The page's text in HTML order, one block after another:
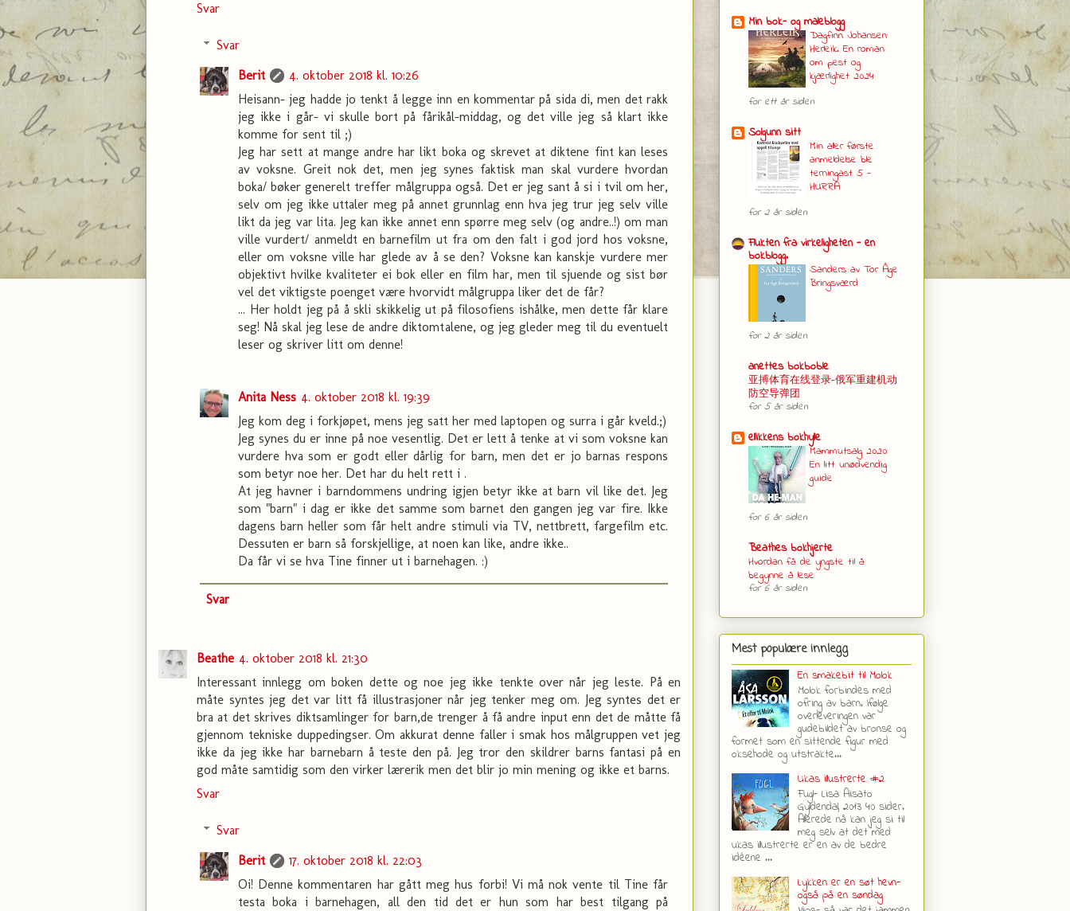
Svar
Svar
Berit
4. oktober 2018 kl. 10:26
Heisann- jeg hadde jo tenkt å legge inn en kommentar på sida di, men det rakk
jeg ikke i går- vi skulle bort på fårikål-middag, og det ville jeg så klart ikke
komme for sent til ;)
Jeg har sett at mange andre har likt boka og skrevet at diktene fint kan leses
av voksne. Greit nok det, men jeg synes faktisk man skal vurdere hvordan
boka/ bøker generelt treffer målgruppa også. Det er jeg sant å si i tvil om her,
selv om jeg ikke uttaler meg på annet grunnlag enn hva jeg trur jeg selv ville
likt da jeg var lita. Jeg kan ikke annet enn spørre meg selv (og andre..!) om man
ville vurdert/ anmeldt en barnefilm ut fra om den falt i god jord hos voksne,
eller om voksne ville har glede av å se den? Voksne kan kanskje vurdere mer
objektivt hvilke kvaliteter ei bok eller en film har, men til sjuende og sist bør
vel det viktigste poenget være hvorvidt målgruppa liker det de får?
... Her holdt jeg på å skli skikkelig ut på filosofiens ishålke, men dette får klare
seg! Nå skal jeg lese de andre diktomtalene, og jeg gleder meg til du eventuelt
leser og skriver litt om denne!
Anita Ness 4. oktober 2018 kl. 19:39
Jeg kom deg i forkjøpet, mens jeg satt her med laptopen og surra i går kveld.;)
Jeg synes du er inne på noe vesentlig. Det er lett å tenke at vi som voksne kan
vurdere hva som er godt eller dårlig for barn, men det er jo barnas respons
som betyr noe her. Det har du helt rett i .
At jeg havner i barndommens undring igjen betyr ikke at barn vil like det. Jeg
som "barn" i dag er ikke det samme som barnet den gangen jeg var fire. Ikke
dagens barn heller som får helt andre stimuli via TV, nettbrett, fargefilm etc.
Dessuten er barn så forskjellige, at noen kan like, andre ikke..
Da får vi se hva Tine finner ut i barnehagen. :)
Svar
Beathe 4. oktober 2018 kl. 21:30
Interessant innlegg om boken dette og noe jeg ikke tenkte over når jeg leste. På en
måte syntes jeg det var litt få illustrasjoner når jeg tenker meg om. Jeg syntes det er
bra at det skrives diktsamlinger for barn,de trenger å få andre input enn det de måtte få
gjennom tekniske duppedingser. Om akkurat denne faller i smak hos målgruppen vet jeg
ikke da jeg ikke har barnebarn å teste den på. Jeg tror den skildrer barns fantasi på en
god måte samtidig som den virker lærerik men det blir jo min mening og ikke et barns.
Svar
Svar
Berit
17. oktober 2018 kl. 22:03
Oi! Denne kommentaren har gått meg hus forbi! Vi må nok vente til Tine får
testa boka i barnehagen, all den tid det er hun som har best tilgang på
Min bok- og maleblogg
Dagfinn Johansen:
Herleik. En roman
om pest og
kjærlighet 2024
for ett år siden
Solgunn sitt
Min aller første
anmeldelse ble
terningast 5 -
HURRA
for 2 år siden
Flukten fra virkeligheten - en
bokblogg.
Sanders av Tor Åge
Bringsværd
for 2 år siden
anettes bokboble
亚搏体育在线登录-俄军重建机动
防空导弹团
for 5 år siden
ellikkens bokhylle
Mammutsalg 2020:
En litt unødvendig
guide
for 6 år siden
Beathes bokhjerte
Hvordan få de yngste til å
begynne å lese
for 6 år siden
Mest populære innlegg
En smakebit til Molok
Molok forbindes med
ofring av barn. Ifølge
overleveringen var
gudebildet av bronse og
formet som en sittende figur med
oksehode og utstrakte...
Ukas illustrerte #2
Fugl- Lisa Aisato
Gyldendal, 2013 40 sider.
Allerede nå kan jeg si til
meg selv at det med
ukas illustrerte er en av de bedre
idéene ...
Lykken er en søt hevn-
også på en søndag